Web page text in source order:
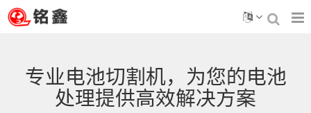
专业电池切割机，为您的电池
处理提供高效解决方案